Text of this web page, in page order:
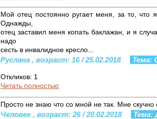
Мой отец постоянно ругает меня, за то, что
Однажды,
отец заставил меня копать баклажан, и я
надо
сесть в инвалидное кресло...
Руслана , возраст: 16 / 25.02.2018 Тема:
Откликов: 1
Читать полностью
Просто не знаю что со мной не так. Мне скучно
Человек , возраст: 26 / 20.02.2018 Тема: